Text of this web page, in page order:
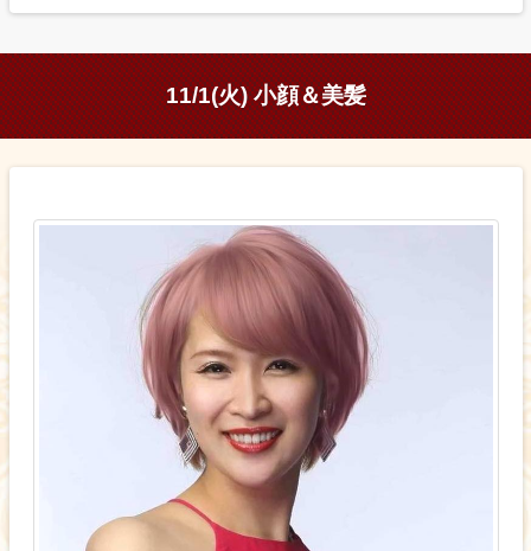
11/1(火) 小顔＆美髪